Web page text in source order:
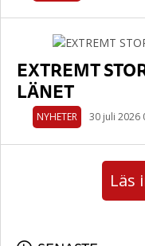
EXTREMT
LÄNET
NYHETER 30 juli 2026
Läs